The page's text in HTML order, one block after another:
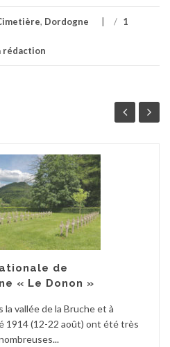
, Dordogne / 1
rédaction
de
« Le Donon »
la vallée de la Bruche et à
1914 (12-22 août) ont été très